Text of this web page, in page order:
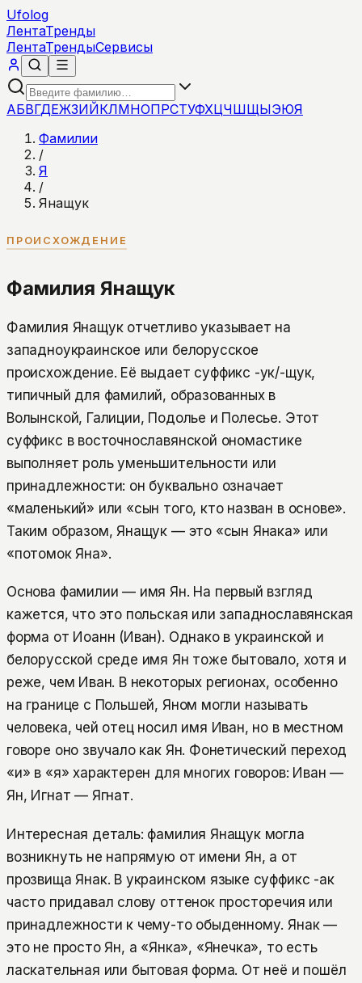
Ufolog
ЛентаТренды
ЛентаТрендыСервисы
АБВГДЕЖЗИЙКЛМНОПРСТУФХЦЧШЩЫЭЮЯ
Фамилии
/
Я
/
Янащук
ПРОИСХОЖДЕНИЕ
Фамилия Янащук
Фамилия Янащук отчетливо указывает на
западноукраинское или белорусское
происхождение. Её выдает суффикс -ук/-щук,
типичный для фамилий, образованных в
Волынской, Галиции, Подолье и Полесье. Этот
суффикс в восточнославянской ономастике
выполняет роль уменьшительности или
принадлежности: он буквально означает
«маленький» или «сын того, кто назван в основе».
Таким образом, Янащук — это «сын Янака» или
«потомок Яна».
Основа фамилии — имя Ян. На первый взгляд
кажется, что это польская или западнославянская
форма от Иоанн (Иван). Однако в украинской и
белорусской среде имя Ян тоже бытовало, хотя и
реже, чем Иван. В некоторых регионах, особенно
на границе с Польшей, Яном могли называть
человека, чей отец носил имя Иван, но в местном
говоре оно звучало как Ян. Фонетический переход
«и» в «я» характерен для многих говоров: Иван —
Ян, Игнат — Ягнат.
Интересная деталь: фамилия Янащук могла
возникнуть не напрямую от имени Ян, а от
прозвища Янак. В украинском языке суффикс -ак
часто придавал слову оттенок просторечия или
принадлежности к чему-то обыденному. Янак —
это не просто Ян, а «Янка», «Янечка», то есть
ласкательная или бытовая форма. От неё и пошёл